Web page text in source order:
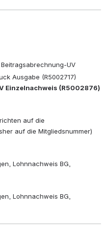
Beitragsabrechnung-UV
Ausgabe (R5002717)
Einzelnachweis (R5002876)
auf die
auf die Mitgliedsnummer)
Lohnnachweis BG,
Lohnnachweis BG,